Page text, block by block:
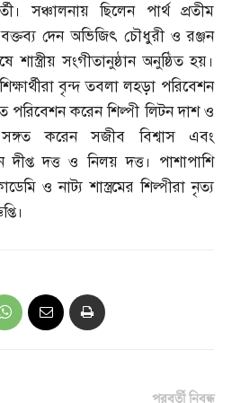
সঞ্চালনায় ছিলেন পার্থ প্রতীম
দেন অভিজিৎ চৌধুরী ও রঞ্জন
সংগীতানুষ্ঠান অনুষ্ঠিত হয়।
বৃন্দ তবলা লহড়া পরিবেশন
পরিবেশন করেন শিল্পী লিটন দাশ ও
করেন সজীব বিশ্বাস এবং
দীপ্ত দত্ত ও নিলয় দত্ত। পাশাপাশি
ও নাট্য শাস্ত্রমের শিল্পীরা নৃত্য
পরবর্তী নিবন্ধ